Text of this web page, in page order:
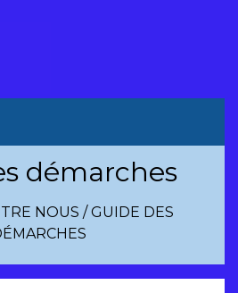
démarches
NOUS /GUIDE DES